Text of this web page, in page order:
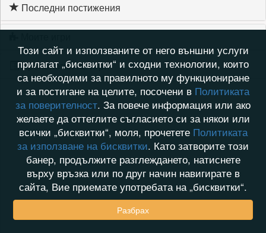
Последни постижения
Хронология на игри
Този сайт и използваните от него външни услуги
прилагат „бисквитки“ и сходни технологии, които
са необходими за правилното му функциониране
и за постигане на целите, посочени в Политиката
за поверителност. За повече информация или ако
желаете да оттеглите съгласието си за някои или
всички „бисквитки“, моля, прочетете Политиката
за използване на бисквитки. Като затворите този
банер, продължите разглеждането, натиснете
върху връзка или по друг начин навигирате в
сайта, Вие приемате употребата на „бисквитки“.
Разбрах